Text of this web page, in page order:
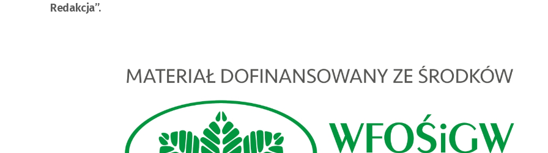
Redakcja”.